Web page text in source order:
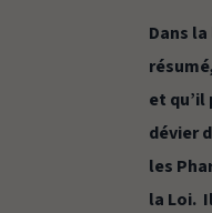
Dans
et
dévier
les
la Loi.